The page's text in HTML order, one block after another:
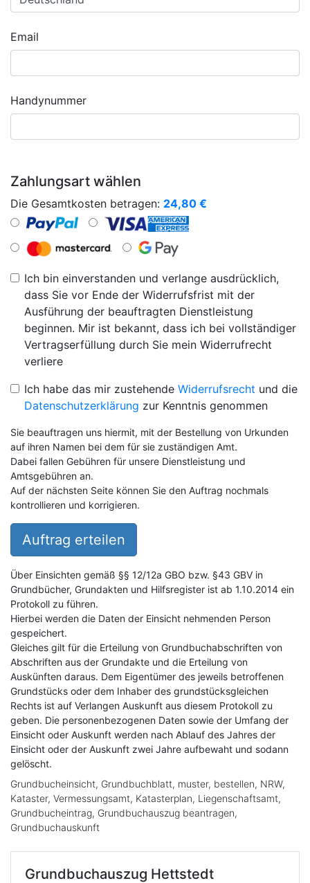
Email
Handynummer
Zahlungsart wählen
Die Gesamtkosten betragen: 24,80 €
Ich bin einverstanden und verlange ausdrücklich,
dass Sie vor Ende der Widerrufsfrist mit der
Ausführung der beauftragten Dienstleistung
beginnen. Mir ist bekannt, dass ich bei vollständiger
Vertragserfüllung durch Sie mein Widerrufrecht
verliere
Ich habe das mir zustehende Widerrufsrecht und die
Datenschutzerklärung zur Kenntnis genommen
Sie beauftragen uns hiermit, mit der Bestellung von Urkunden
auf ihren Namen bei dem für sie zuständigen Amt.
Dabei fallen Gebühren für unsere Dienstleistung und
Amtsgebühren an.
Auf der nächsten Seite können Sie den Auftrag nochmals
kontrollieren und korrigieren.
Auftrag erteilen
Über Einsichten gemäß §§ 12/12a GBO bzw. §43 GBV in
Grundbücher, Grundakten und Hilfsregister ist ab 1.10.2014 ein
Protokoll zu führen.
Hierbei werden die Daten der Einsicht nehmenden Person
gespeichert.
Gleiches gilt für die Erteilung von Grundbuchabschriften von
Abschriften aus der Grundakte und die Erteilung von
Auskünften daraus. Dem Eigentümer des jeweils betroffenen
Grundstücks oder dem Inhaber des grundstücksgleichen
Rechts ist auf Verlangen Auskunft aus diesem Protokoll zu
geben. Die personenbezogenen Daten sowie der Umfang der
Einsicht oder Auskunft werden nach Ablauf des Jahres der
Einsicht oder der Auskunft zwei Jahre aufbewaht und sodann
gelöscht.
Grundbucheinsicht, Grundbuchblatt, muster, bestellen, NRW,
Kataster, Vermessungsamt, Katasterplan, Liegenschaftsamt,
Grundbucheintrag, Grundbuchauszug beantragen,
Grundbuchauskunft
Grundbuchauszug Hettstedt